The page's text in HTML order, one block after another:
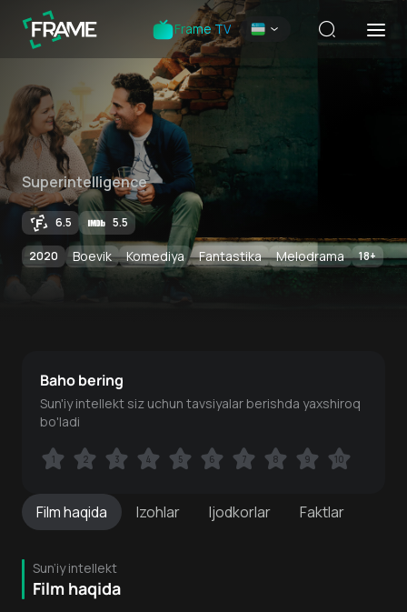
Frame TV
Superintelligence
6.5 5.5
2020 Boevik Komediya Fantastika Melodrama 18+
Filmhaqida Izohlar Ijodkorlar Faktlar
Sun’iy intellekt
Film haqida
Baho bering
Sun'iy intellekt siz uchun tavsiyalar berishda yaxshiroq
bo'ladi
1 2 3 4 5 6 7 8 9 10
1 2 3 4 5 6 7 8 9 10